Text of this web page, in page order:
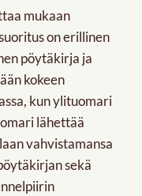
mukaan
on erillinen
pöytäkirja ja
kokeen
kun ylituomari
lähettää
vahvistamansa
sekä